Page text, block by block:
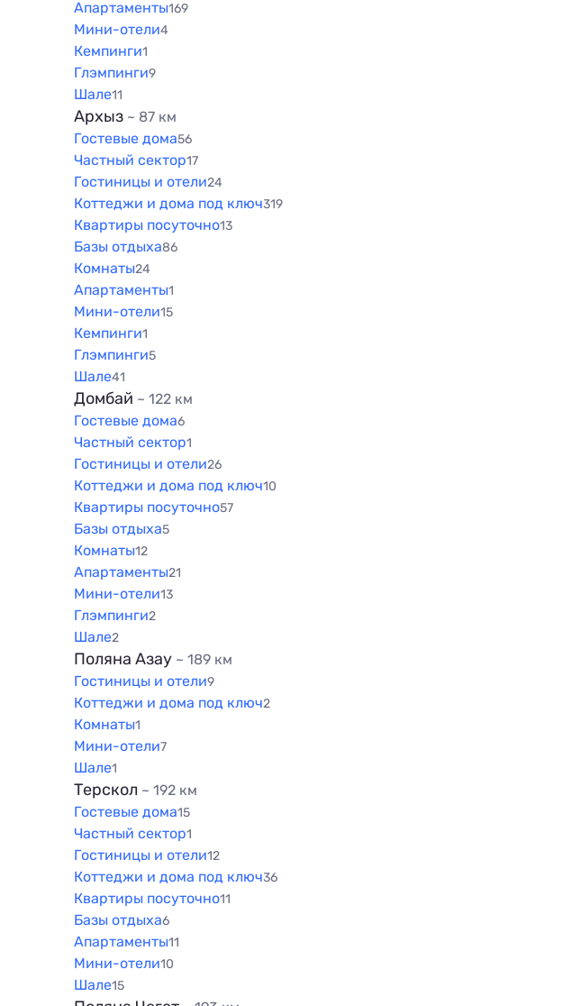
Апартаменты169
Мини-отели4
Кемпинги1
Глэмпинги9
Шале11
Архыз ~ 87 км
Гостевые дома56
Частный сектор17
Гостиницы и отели24
Коттеджи и дома под ключ319
Квартиры посуточно13
Базы отдыха86
Комнаты24
Апартаменты1
Мини-отели15
Кемпинги1
Глэмпинги5
Шале41
Домбай ~ 122 км
Гостевые дома6
Частный сектор1
Гостиницы и отели26
Коттеджи и дома под ключ10
Квартиры посуточно57
Базы отдыха5
Комнаты12
Апартаменты21
Мини-отели13
Глэмпинги2
Шале2
Поляна Азау ~ 189 км
Гостиницы и отели9
Коттеджи и дома под ключ2
Комнаты1
Мини-отели7
Шале1
Терскол ~ 192 км
Гостевые дома15
Частный сектор1
Гостиницы и отели12
Коттеджи и дома под ключ36
Квартиры посуточно11
Базы отдыха6
Апартаменты11
Мини-отели10
Шале15